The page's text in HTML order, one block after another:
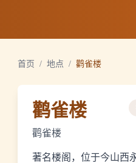
首页 / 地点 / 鹳雀楼
鹳雀楼
鹳雀楼
著名楼阁，位于今山西